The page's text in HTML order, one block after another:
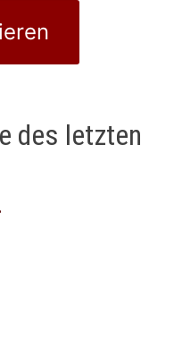
des letzten